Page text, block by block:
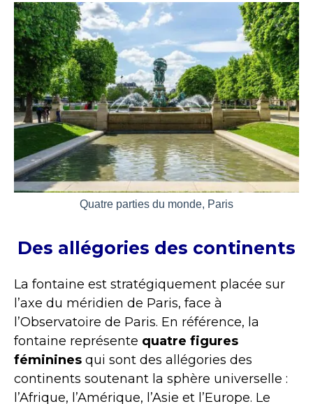
Quatre parties du monde, Paris
Des allégories des continents
La fontaine est stratégiquement placée sur
l’axe du méridien de Paris, face à
l’Observatoire de Paris. En référence, la
fontaine représente quatre figures
féminines qui sont des allégories des
continents soutenant la sphère universelle :
l’Afrique, l’Amérique, l’Asie et l’Europe. Le